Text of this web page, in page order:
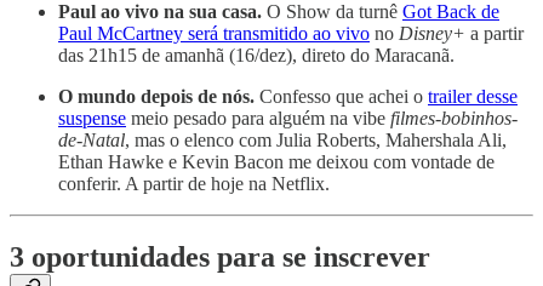
Paul ao vivo na sua casa. O Show da turnê Got Back de
Paul McCartney será transmitido ao vivo no Disney+ a partir
das 21h15 de amanhã (16/dez), direto do Maracanã.
O mundo depois de nós. Confesso que achei o trailer desse
suspense meio pesado para alguém na vibe filmes-bobinhos-
de-Natal, mas o elenco com Julia Roberts, Mahershala Ali,
Ethan Hawke e Kevin Bacon me deixou com vontade de
conferir. A partir de hoje na Netflix.
3 oportunidades para se inscrever